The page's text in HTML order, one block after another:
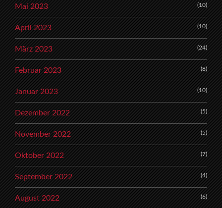
Mai 2023 (10)
April 2023 (10)
März 2023 (24)
Februar 2023 (8)
Januar 2023 (10)
Dezember 2022 (5)
November 2022 (5)
Oktober 2022 (7)
September 2022 (4)
August 2022 (6)